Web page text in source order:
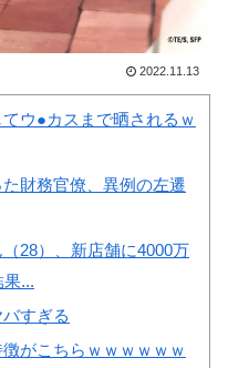
・・・」→「2002年の審判買
事実だったのか？」「日本
が言ってたこと正しかった
・・・」「もうサッカー代
by livedoor 相互RSS
2022.11.13
ウ●カスまで晒されるｗ
た財務官僚、異例の左遷
28）、新店舗に4000万
...
すぎる
がこちらｗｗｗｗｗｗ